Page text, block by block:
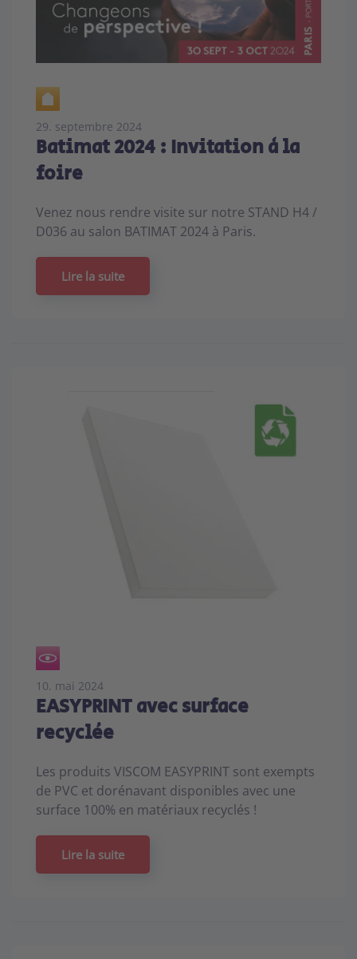
29. septembre 2024
Batimat 2024 : Invitation à la
foire
Venez nous rendre visite sur notre STAND H4 /
D036 au salon BATIMAT 2024 à Paris.
Lire la suite
10. mai 2024
EASYPRINT avec surface
recyclée
Les produits VISCOM EASYPRINT sont exempts
de PVC et dorénavant disponibles avec une
surface 100% en matériaux recyclés !
Lire la suite